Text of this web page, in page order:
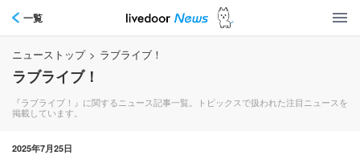
一覧
ニューストップ > ラブライブ！
ラブライブ！
『ラブライブ！』に関するニュース記事一覧。トピックスで扱われた注目ニュースを
掲載しています。
2025年7月25日